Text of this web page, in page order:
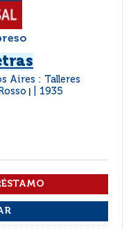
Aires : Talleres
1935